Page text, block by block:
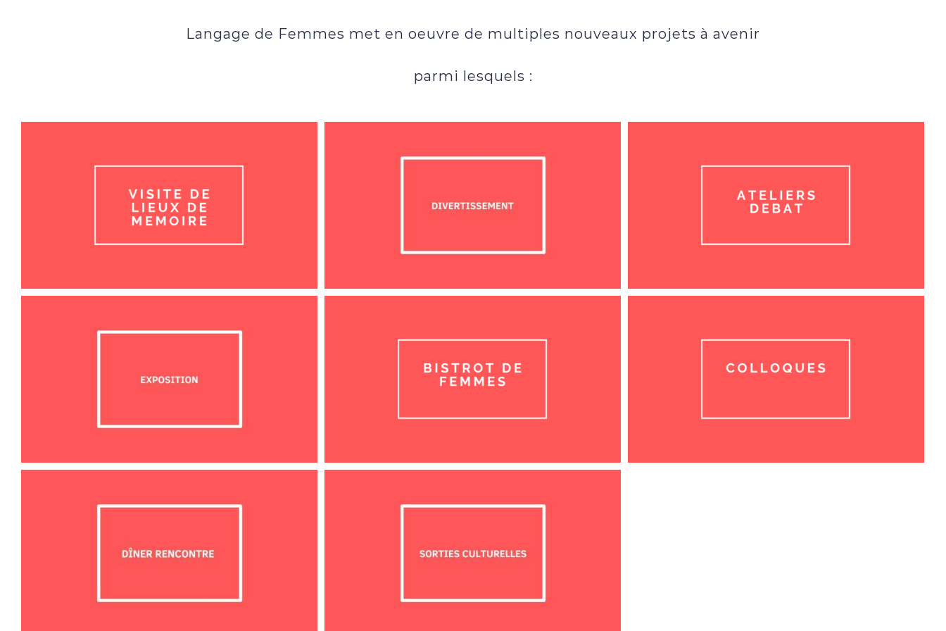
Langage de Femmes met en oeuvre de multiples nouveaux projets à avenir
parmi lesquels :